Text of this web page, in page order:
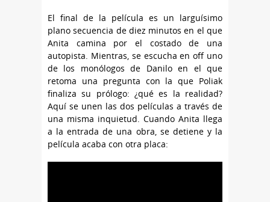
El final de la película es un larguísimo
plano secuencia de diez minutos en el que
Anita camina por el costado de una
autopista. Mientras, se escucha en off uno
de los monólogos de Danilo en el que
retoma una pregunta con la que Poliak
finaliza su prólogo: ¿qué es la realidad?
Aquí se unen las dos películas a través de
una misma inquietud. Cuando Anita llega
a la entrada de una obra, se detiene y la
película acaba con otra placa: